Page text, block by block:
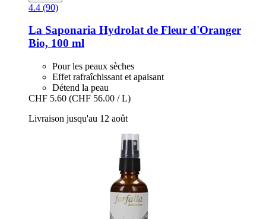
4.4 (90)
La Saponaria Hydrolat de Fleur d'Oranger
Bio, 100 ml
Pour les peaux sèches
Effet rafraîchissant et apaisant
Détend la peau
CHF 5.60 (CHF 56.00 / L)
Livraison jusqu'au 12 août